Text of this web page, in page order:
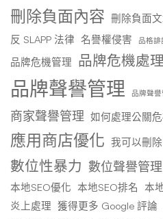
刪除負面內容 刪除負面
反 SLAPP 法律 名譽權侵害 品格誹
品牌危機管理 品牌危機處理
品牌聲譽管理 品牌聲
商家聲譽管理 如何處理公關
應用商店優化 我可以刪
數位性暴力 數位聲譽管理
本地SEO優化 本地SEO排名 本
炎上處理 獲得更多 Google 評論